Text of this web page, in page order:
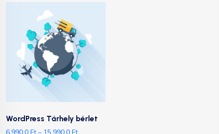
WordPress Tárhely bérlet
6.990,0 Ft – 15.990,0 Ft